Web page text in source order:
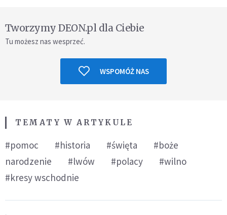
Tworzymy DEON.pl dla Ciebie
Tu możesz nas wesprzeć.
WSPOMÓŻ NAS
TEMATY W ARTYKULE
#pomoc #historia #święta
#boże
narodzenie
#lwów #polacy
#wilno
#kresy wschodnie